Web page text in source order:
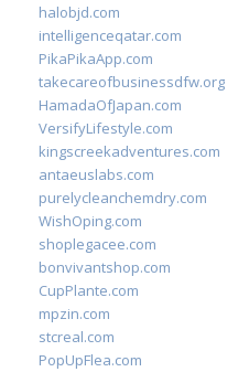
halobjd.com
intelligenceqatar.com
PikaPikaApp.com
takecareofbusinessdfw.org
HamadaOfJapan.com
VersifyLifestyle.com
kingscreekadventures.com
antaeuslabs.com
purelycleanchemdry.com
WishOping.com
shoplegacee.com
bonvivantshop.com
CupPlante.com
mpzin.com
stcreal.com
PopUpFlea.com